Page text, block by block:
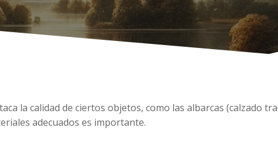
la calidad de ciertos objetos, como las albarcas (calzado
adecuados es importante.